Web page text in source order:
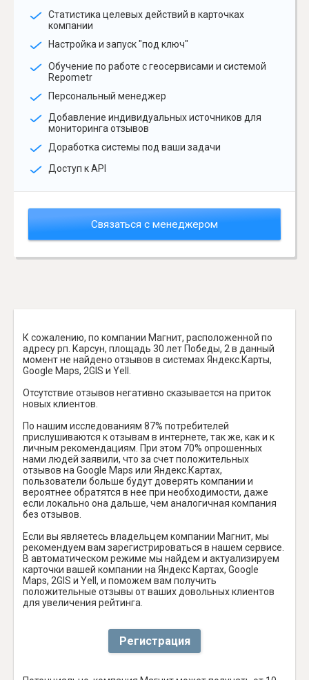
Статистика целевых действий в карточках
компании
Настройка и запуск "под ключ"
Обучение по работе с геосервисами и системой
Repometr
Персональный менеджер
Добавление индивидуальных источников для
мониторинга отзывов
Доработка системы под ваши задачи
Доступ к API
Связаться с менеджером
К сожалению, по компании Магнит, расположенной по
адресу рп. Карсун, площадь 30 лет Победы, 2 в данный
момент не найдено отзывов в системах Яндекс.Карты,
Google Maps, 2GIS и Yell.
Отсутствие отзывов негативно сказывается на приток
новых клиентов.
По нашим исследованиям 87% потребителей
прислушиваются к отзывам в интернете, так же, как и к
личным рекомендациям. При этом 70% опрошенных
нами людей заявили, что за счет положительных
отзывов на Google Maps или Яндекс.Картах,
пользователи больше будут доверять компании и
вероятнее обратятся в нее при необходимости, даже
если локально она дальше, чем аналогичная компания
без отзывов.
Если вы являетесь владельцем компании Магнит, мы
рекомендуем вам зарегистрироваться в нашем сервисе.
В автоматическом режиме мы найдем и актуализируем
карточки вашей компании на Яндекс Картах, Google
Maps, 2GIS и Yell, и поможем вам получить
положительные отзывы от ваших довольных клиентов
для увеличения рейтинга.
Регистрация